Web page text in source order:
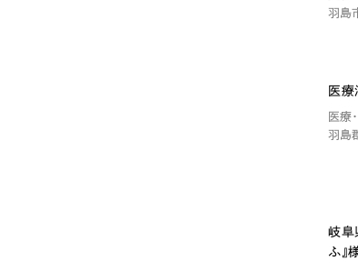
羽島
医療
医療
羽島
岐阜
ふ』